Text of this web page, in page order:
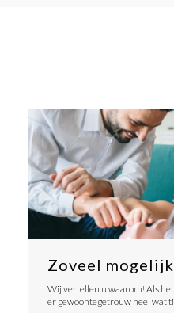
Zoveel
Wij vertellen u waarom! Als
er gewoontegetrouw heel wat